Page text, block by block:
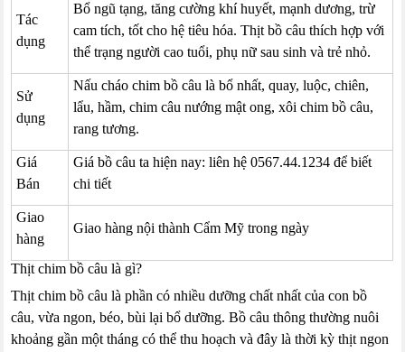
Tác
dụng
Bổ ngũ tạng, tăng cường khí huyết, mạnh dương, trừ
cam tích, tốt cho hệ tiêu hóa. Thịt bồ câu thích hợp với
thể trạng người cao tuổi, phụ nữ sau sinh và trẻ nhỏ.
Sử
dụng
Nấu cháo chim bồ câu là bổ nhất, quay, luộc, chiên,
lẩu, hầm, chim câu nướng mật ong, xôi chim bồ câu,
rang tương.
Giá
Bán
Giá bồ câu ta hiện nay: liên hệ 0567.44.1234 để biết
chi tiết
Giao
hàng
Giao hàng nội thành Cẩm Mỹ trong ngày
Thịt chim bồ câu là gì?
Thịt chim bồ câu là phần có nhiều dưỡng chất nhất của con bồ
câu, vừa ngon, béo, bùi lại bổ dưỡng. Bồ câu thông thường nuôi
khoảng gần một tháng có thể thu hoạch và đây là thời kỳ thịt ngon